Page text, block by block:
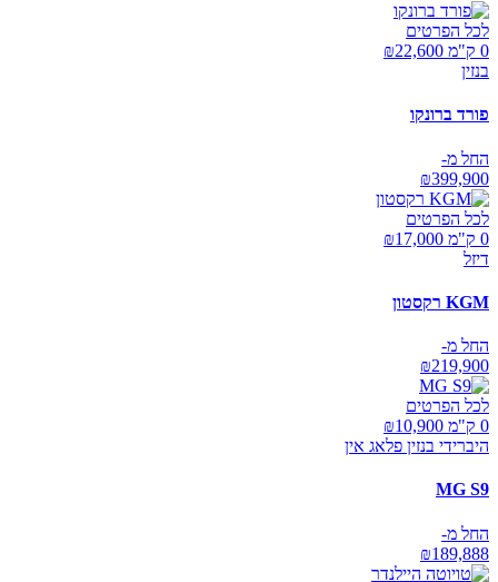
לכל הפרטים
0 ק"מ ₪
22,600
בנזין
פורד ברונקו
החל מ-
₪399,900
לכל הפרטים
0 ק"מ ₪
17,000
דיזל
KGM רקסטון
החל מ-
₪219,900
לכל הפרטים
0 ק"מ ₪
10,900
היברידי בנזין פלאג אין
MG S9
החל מ-
₪189,888